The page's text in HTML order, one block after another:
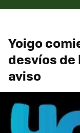
Yoigo
desvíos
aviso